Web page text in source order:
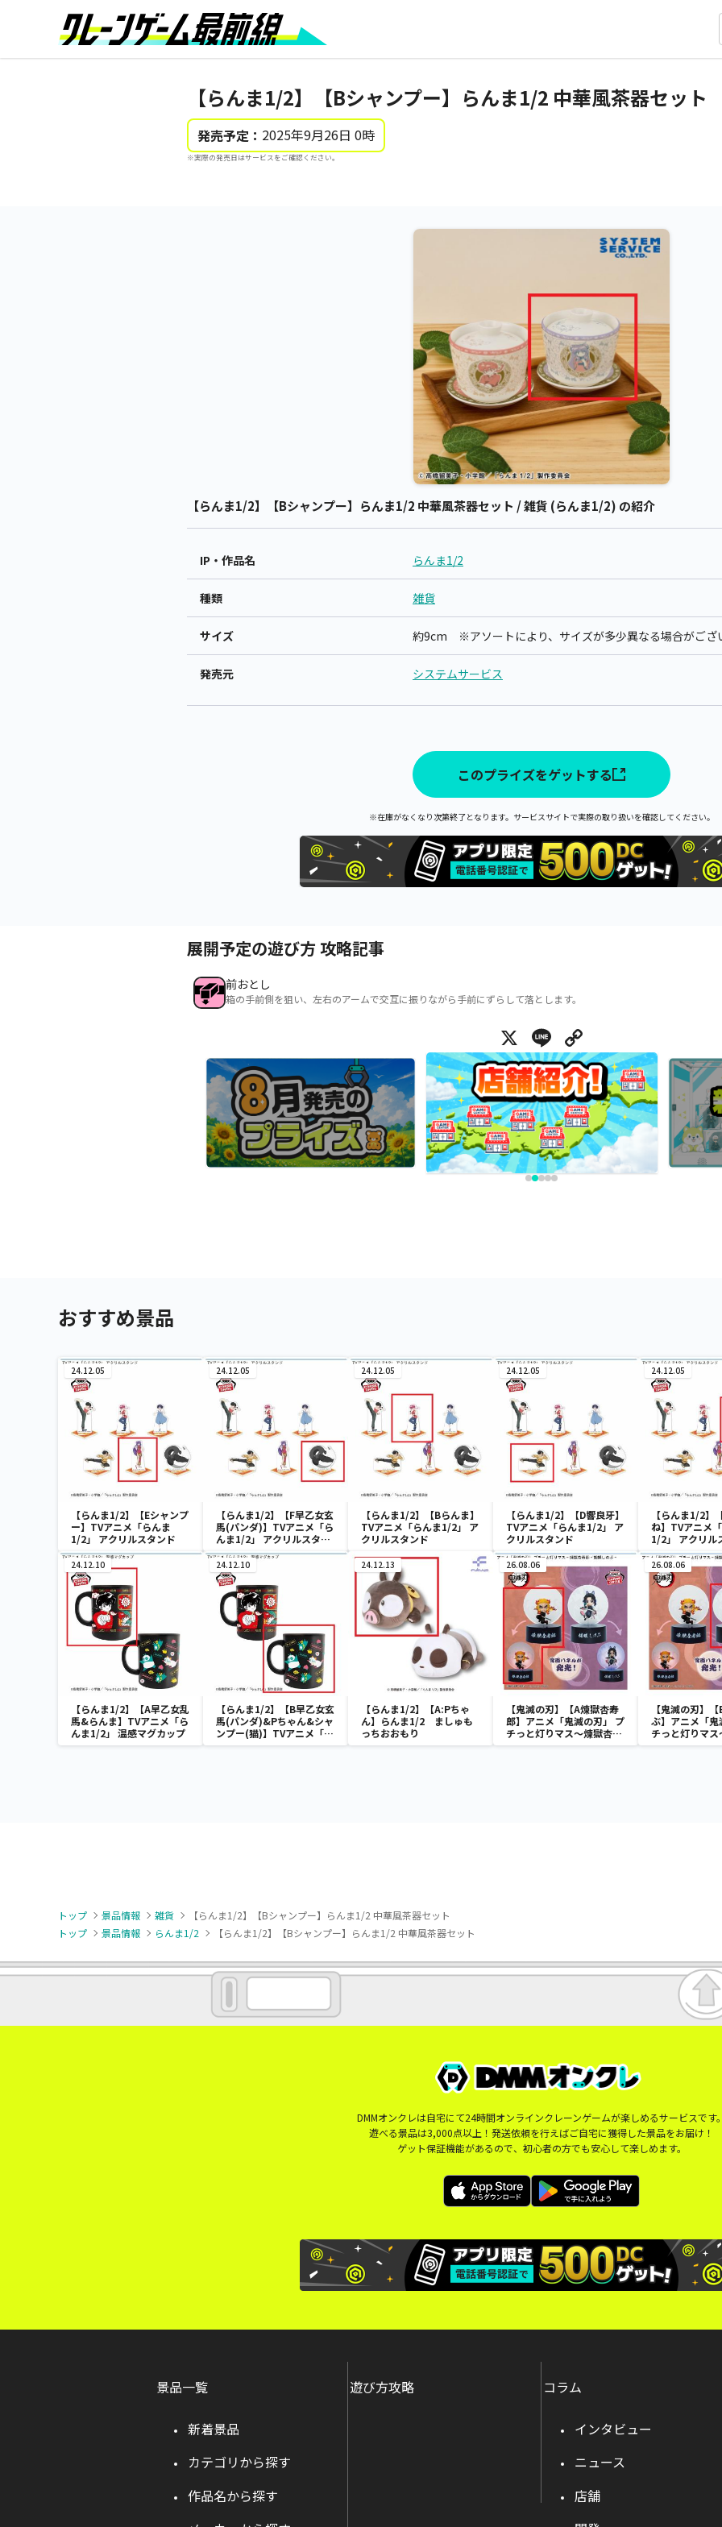
【らんま1/2】【Bシャンプー】らんま1/2 中華風茶器セット
発売予定： 2025年9月26日 0時
※実際の発売日はサービスをご確認ください。
【らんま1/2】【Bシャンプー】らんま1/2 中華風茶器セット / 雑貨 (らんま1/2) の紹介
IP・作品名 らんま1/2
種類 雑貨
サイズ 約9cm ※アソートにより、サイズが多少異なる場合がござ
発売元 システムサービス
このプライズをゲットする
※在庫がなくなり次第終了となります。サービスサイトで実際の取り扱いを確認してください。
展開予定の遊び方 攻略記事
前おとし
箱の手前側を狙い、左右のアームで交互に振りながら手前にずらして落とします。
X Line
おすすめ景品
24.12.05
【らんま1/2】【Eシャンプ
ー】TVアニメ「らんま
1/2」 アクリルスタンド
24.12.05
【らんま1/2】【F早乙女玄
馬(パンダ)】TVアニメ「ら
んま1/2」 アクリルスタン
ド
24.12.05
【らんま1/2】【Bらんま】
TVアニメ「らんま1/2」 ア
クリルスタンド
24.12.05
【らんま1/2】【D響良牙】
TVアニメ「らんま1/2」 ア
クリルスタンド
24.12.05
【らんま1/2】
ね】TVアニメ
1/2」 アクリル
24.12.10
【らんま1/2】【A早乙女乱
馬&らんま】TVアニメ「ら
んま1/2」 温感マグカップ
24.12.10
【らんま1/2】【B早乙女玄
馬(パンダ)&Pちゃん&シャ
ンプー(猫)】TVアニメ「ら
んま1/2」 温感マグカップ
24.12.13
【らんま1/2】【A:Pちゃ
ん】らんま1/2 ましゅも
っちおおもり
26.08.06
【鬼滅の刃】【A煉獄杏寿
郎】アニメ「鬼滅の刃」 プ
チっと灯りマス～煉獄杏寿
郎・胡蝶しのぶ～
26.08.06
【鬼滅の刃】
ぶ】アニメ「鬼
チっと灯りマ
郎・胡蝶しのぶ
トップ 景品情報 雑貨
【らんま1/2】【Bシャンプー】らんま1/2 中華風茶器セット
トップ
景品情報 らんま1/2 【らんま1/2】【Bシャンプー】らんま1/2 中華風茶器セット
DMMオンクレは自宅にて24時間オンラインクレーンゲームが楽しめるサービスです
遊べる景品は3,000点以上！発送依頼を行えばご自宅に獲得した景品をお届け！
ゲット保証機能があるので、初心者の方でも安心して楽しめます。
景品一覧
新着景品
カテゴリから探す
作品名から探す
遊び方攻略 コラム
インタビュー
ニュース
店舗